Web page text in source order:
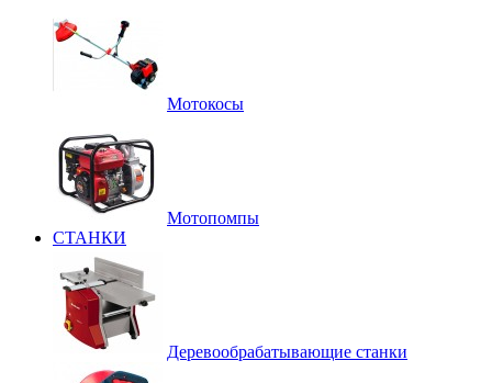
Мотокосы
Мотопомпы
СТАНКИ
Деревообрабатывающие станки